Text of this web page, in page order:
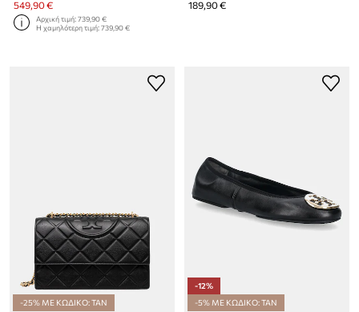
549,90 €
Αρχική τιμή:739,90 €
Η χαμηλότερη τιμή:739,90 €
189,90 €
-25% ΜΕ ΚΩΔΙΚΟ: TAN
-12%
-5% ΜΕ ΚΩΔΙΚΟ: TAN